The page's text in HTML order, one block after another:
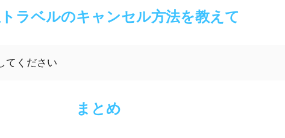
ラベルのキャンセル方法を教えて
てください
まとめ